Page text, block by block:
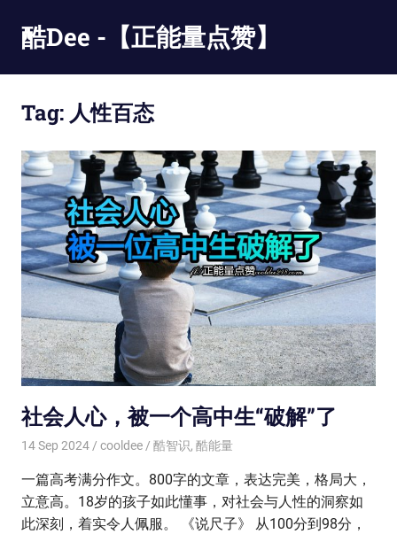
content
酷Dee -【正能量点赞】
最
有
更
酷
Tag: 人性百态
社会人心，被一个高中生“破解”了
14 Sep 2024 cooldee 酷智识, 酷能量
一篇高考满分作文。800字的文章，表达完美，格局大，
立意高。18岁的孩子如此懂事，对社会与人性的洞察如
此深刻，着实令人佩服。 《说尺子》 从100分到98分，